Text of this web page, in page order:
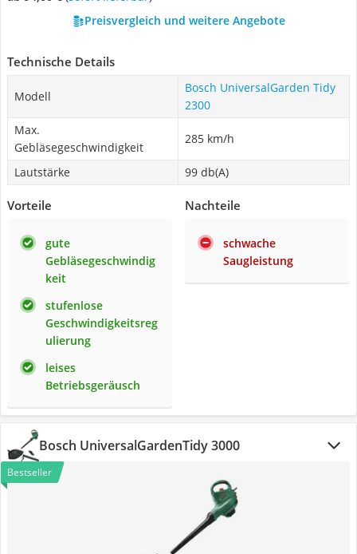
Preisvergleich und weitere Angebote
Technische Details
Modell
Bosch UniversalGarden Tidy
2300
Max.
Gebläsegeschwindigkeit
285 km/h
Lautstärke 99 db(A)
Vorteile
gute
Gebläsegeschwindig
keit
stufenlose
Geschwindigkeitsreg
ulierung
leises
Betriebsgeräusch
Nachteile
schwache
Saugleistung
Bosch UniversalGardenTidy 3000
Bestseller